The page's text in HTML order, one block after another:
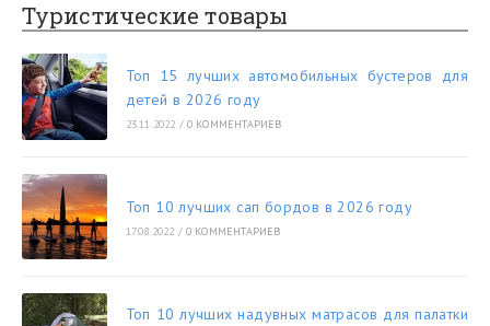
Туристические товары
Топ 15 лучших автомобильных бустеров для
детей в 2026 году
23.11.2022 / 0 КОММЕНТАРИЕВ
Топ 10 лучших сап бордов в 2026 году
17.08.2022 / 0 КОММЕНТАРИЕВ
Топ 10 лучших надувных матрасов для палатки